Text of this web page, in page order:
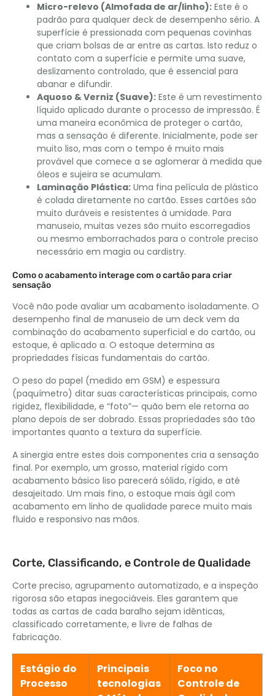
Micro-relevo (Almofada de ar/linho): Este é o
padrão para qualquer deck de desempenho sério. A
superfície é pressionada com pequenas covinhas
que criam bolsas de ar entre as cartas. Isto reduz o
contato com a superfície e permite uma suave,
deslizamento controlado, que é essencial para
abanar e difundir.
Aquoso & Verniz (Suave): Este é um revestimento
líquido aplicado durante o processo de impressão. É
uma maneira econômica de proteger o cartão,
mas a sensação é diferente. Inicialmente, pode ser
muito liso, mas com o tempo é muito mais
provável que comece a se aglomerar à medida que
óleos e sujeira se acumulam.
Laminação Plástica: Uma fina película de plástico
é colada diretamente no cartão. Esses cartões são
muito duráveis ​​e resistentes à umidade. Para
manuseio, muitas vezes são muito escorregadios
ou mesmo emborrachados para o controle preciso
necessário em magia ou cardistry.
Como o acabamento interage com o cartão para criar
sensação
Você não pode avaliar um acabamento isoladamente. O
desempenho final de manuseio de um deck vem da
combinação do acabamento superficial e do cartão, ou
estoque, é aplicado a. O estoque determina as
propriedades físicas fundamentais do cartão.
O peso do papel (medido em GSM) e espessura
(paquímetro) ditar suas características principais, como
rigidez, flexibilidade, e “foto”— quão bem ele retorna ao
plano depois de ser dobrado. Essas propriedades são tão
importantes quanto a textura da superfície.
A sinergia entre estes dois componentes cria a sensação
final. Por exemplo, um grosso, material rígido com
acabamento básico liso parecerá sólido, rígido, e até
desajeitado. Um mais fino, o estoque mais ágil com
acabamento em linho de qualidade parece muito mais
fluido e responsivo nas mãos.
Corte, Classificando, e Controle de Qualidade
Corte preciso, agrupamento automatizado, e a inspeção
rigorosa são etapas inegociáveis. Eles garantem que
todas as cartas de cada baralho sejam idênticas,
classificado corretamente, e livre de falhas de
fabricação.
Estágio do
Processo
Principais
tecnologias
Foco no
Controle de